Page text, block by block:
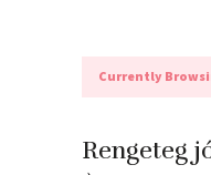
Currently
Rengeteg